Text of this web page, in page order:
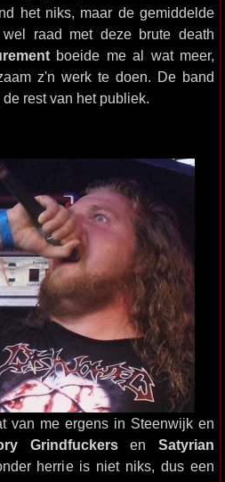
het niks, maar de gemiddelde
wel raad met deze brute death
boeide me al wat meer,
z'n werk te doen. De band
rest van het publiek.
van me ergens in Steenwijk en
GrindfuckersenSatyrian
herrie is niet niks, dus een